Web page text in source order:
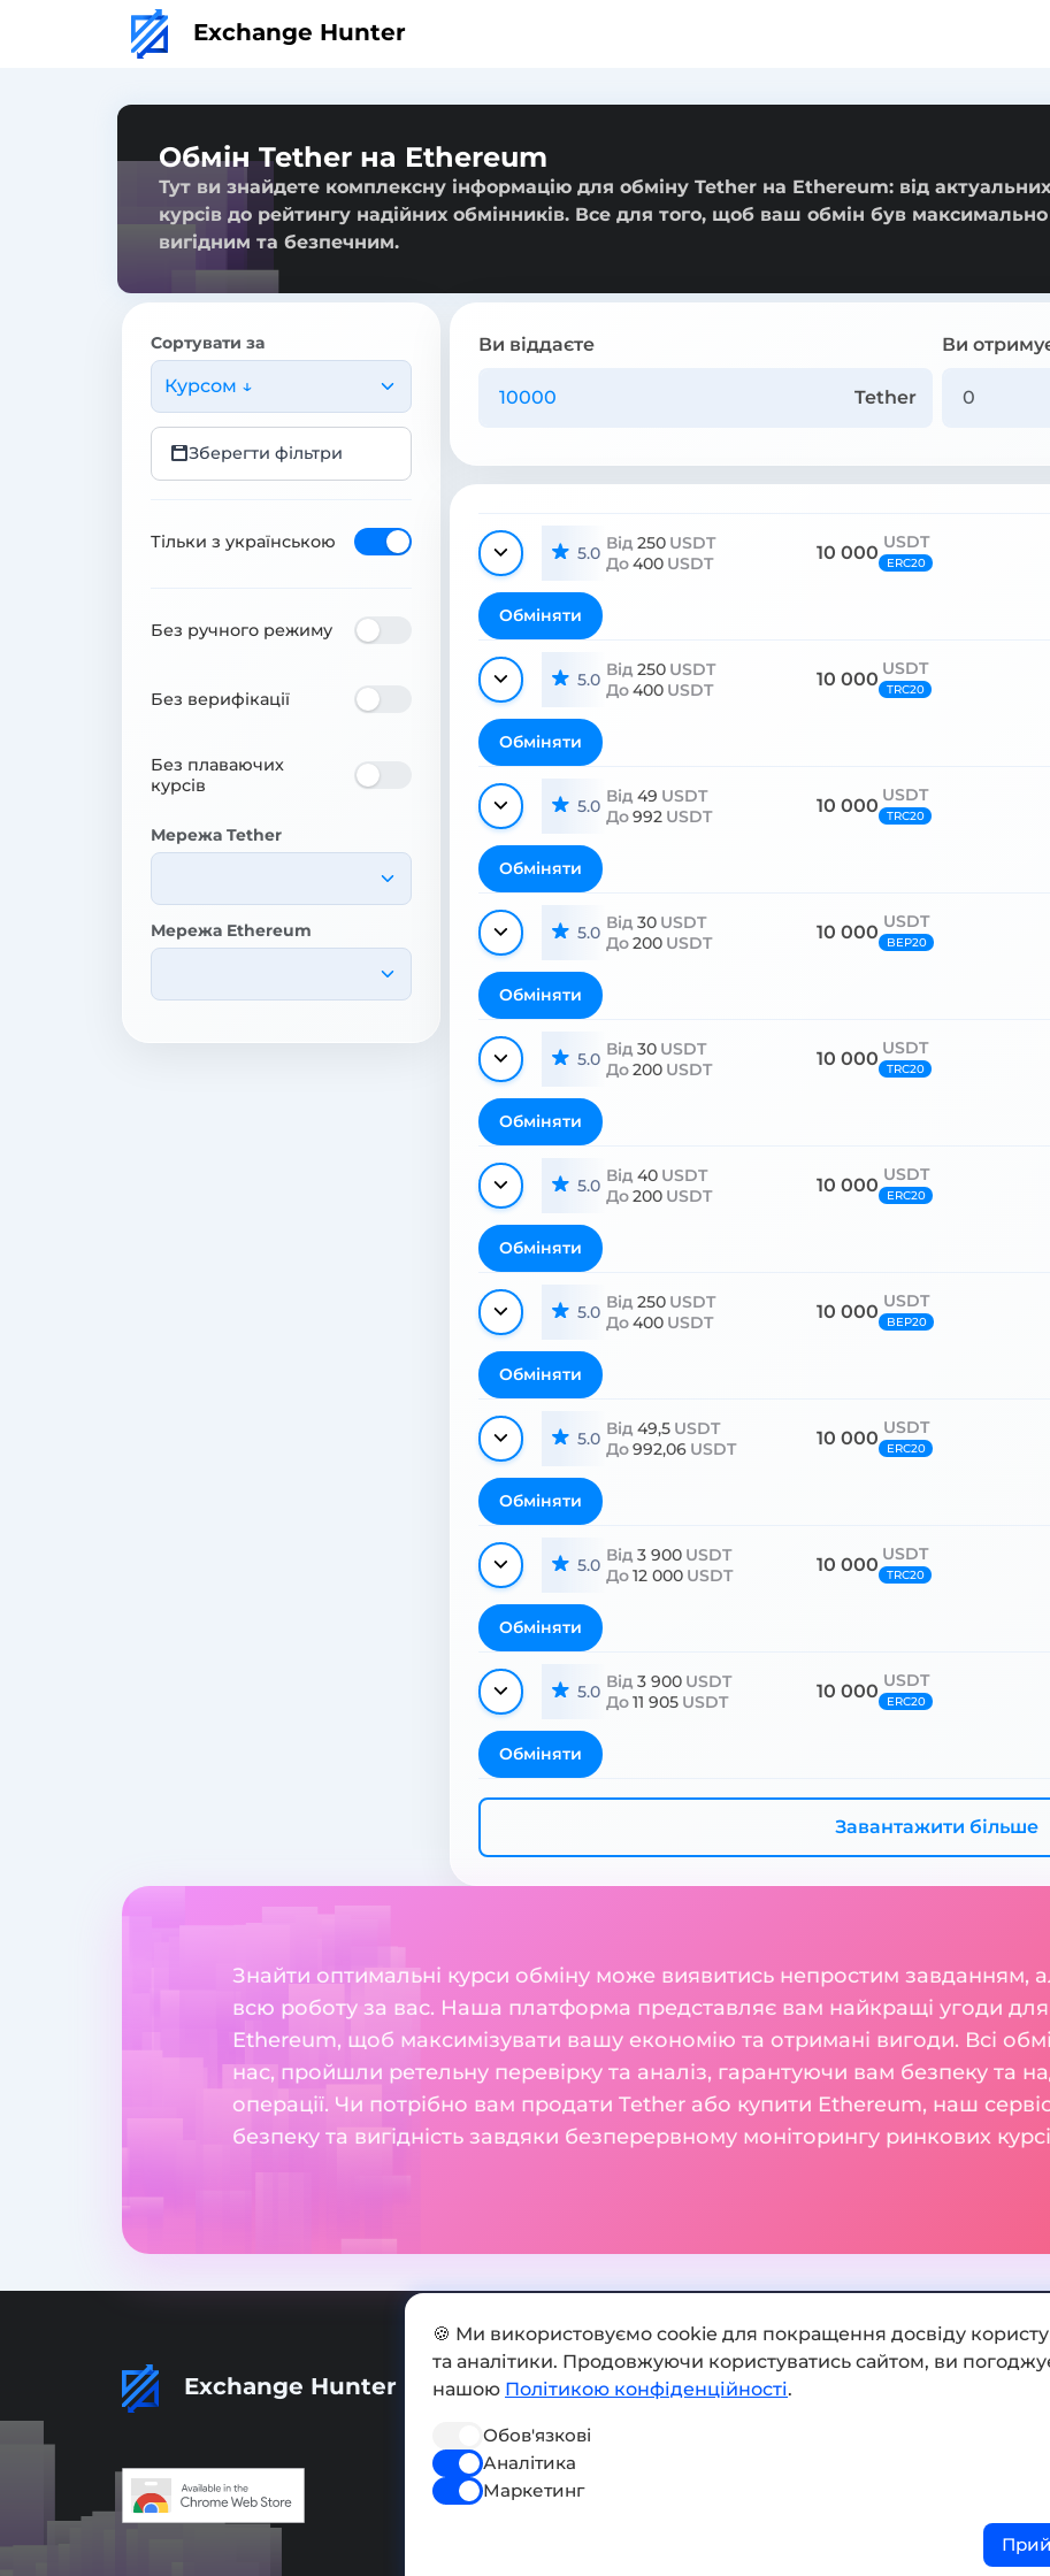
Exchange Hunter
Обмін Tether на Ethereum
Тут ви знайдете комплексну інформацію для обміну Tether на Ethereum: від актуальних
курсів до рейтингу надійних обмінників. Все для того, щоб ваш обмін був максимально
вигідним та безпечним.
Сортувати за
Курсом ↓
Зберегти фільтри
Тільки з українською
Без ручного режиму
Без верифікації
Без плаваючих
курсів
Мережа Tether
Мережа Ethereum
Ви віддаєте
Tether
Ви
5.0 Від 250 USDT
До400 USDT 10 000 USDT
ERC20
Обміняти
5.0 Від 250 USDT
До400 USDT 10 000 USDT
TRC20
Обміняти
5.0 Від 49 USDT
До992 USDT 10 000 USDT
TRC20
Обміняти
5.0 Від 30 USDT
До200 USDT 10 000 USDT
BEP20
Обміняти
5.0 Від 30 USDT
До200 USDT 10 000 USDT
TRC20
Обміняти
5.0 Від 40 USDT
До200 USDT 10 000 USDT
ERC20
Обміняти
5.0 Від 250 USDT
До400 USDT 10 000 USDT
BEP20
Обміняти
5.0 Від 49,5 USDT
До992,06 USDT 10 000 USDT
ERC20
Обміняти
5.0 Від 3 900 USDT
До12 000 USDT 10 000 USDT
TRC20
Обміняти
5.0 Від 3 900 USDT
До11 905 USDT 10 000 USDT
ERC20
Обміняти
Завантажити більше
Знайти оптимальні курси обміну може виявитись непростим завданням,
всю роботу за вас. Наша платформа представляє вам найкращі угоди
Ethereum, щоб максимізувати вашу економію та отримані вигоди. Всі
нас, пройшли ретельну перевірку та аналіз, гарантуючи вам безпеку та
операції. Чи потрібно вам продати Tether або купити Ethereum, наш
безпеку та вигідність завдяки безперервному моніторингу ринкових
Exchange Hunter Додати обмінник
Політика конфіденційності
🍪 Ми використовуємо cookie для покращення досвіду
та аналітики. Продовжуючи користуватись сайтом, ви
нашою Політикою конфіденційності.
Обов'язкові
Аналітика
Маркетинг